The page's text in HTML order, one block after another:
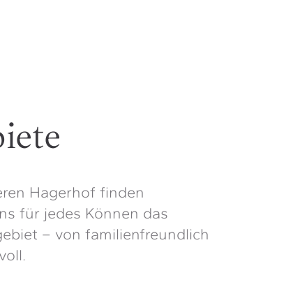
Hagerhof finden
für jedes Können das
– von familienfreundlich